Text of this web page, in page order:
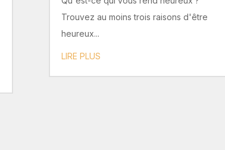
Trouvez au moins trois raisons d'être
heureux...
LIRE PLUS